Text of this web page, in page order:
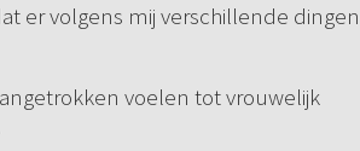
er volgens mij verschillende dingen
voelen tot vrouwelijk